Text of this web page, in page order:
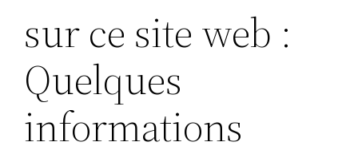
sur ce site web :
Quelques
informations